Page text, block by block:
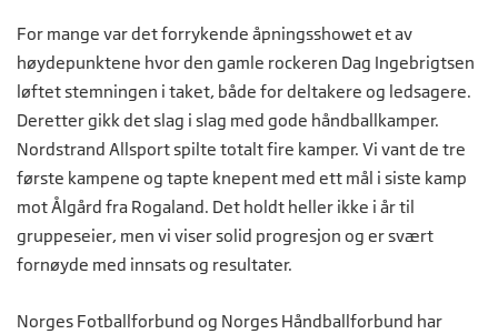
For mange var det forrykende åpningsshowet et av
høydepunktene hvor den gamle rockeren Dag Ingebrigtsen
løftet stemningen i taket, både for deltakere og ledsagere.
Deretter gikk det slag i slag med gode håndballkamper.
Nordstrand Allsport spilte totalt fire kamper. Vi vant de tre
første kampene og tapte knepent med ett mål i siste kamp
mot Ålgård fra Rogaland. Det holdt heller ikke i år til
gruppeseier, men vi viser solid progresjon og er svært
fornøyde med innsats og resultater.
Norges Fotballforbund og Norges Håndballforbund har